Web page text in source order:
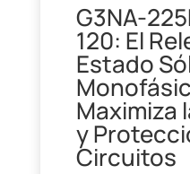
G3NA-
120: El
Estado
Maximiza
y
Circuitos